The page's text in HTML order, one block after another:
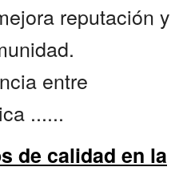
reputación y
entre
......
de calidad en la